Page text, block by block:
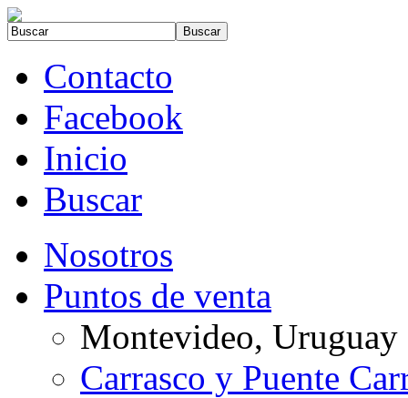
Contacto
Facebook
Inicio
Buscar
Nosotros
Puntos de venta
Montevideo, Uruguay
Carrasco y Puente